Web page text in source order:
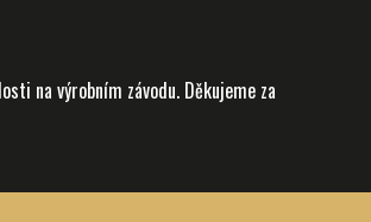
na výrobním závodu. Děkujeme za